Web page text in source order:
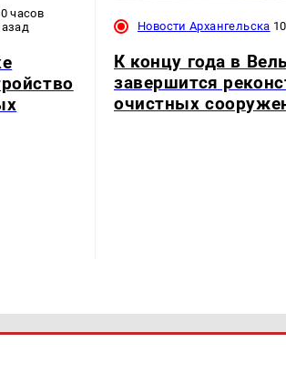
часов
Новости Архангельска
К концу года в
завершится
очистных